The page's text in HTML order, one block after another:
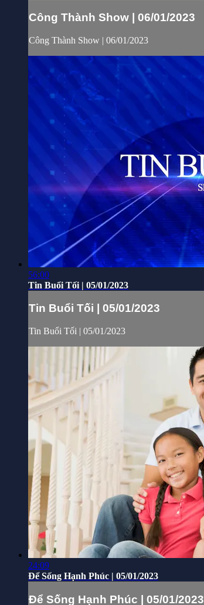
Công Thành Show | 06/01/2023
Công Thành Show | 06/01/2023
56:00
Tin Buổi Tối | 05/01/2023
Tin Buổi Tối | 05/01/2023
Tin Buổi Tối | 05/01/2023
24:09
Để Sống Hạnh Phúc | 05/01/2023
Để Sống Hạnh Phúc | 05/01/2023